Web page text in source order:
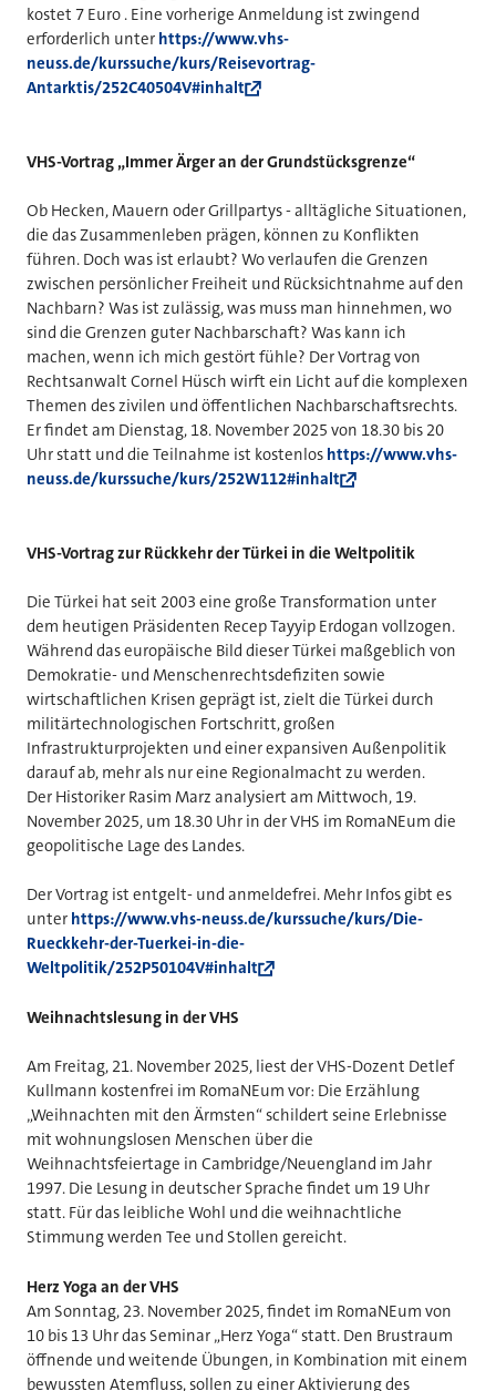
kostet 7 Euro . Eine vorherige Anmeldung ist zwingend
erforderlich unter https://www.vhs-
neuss.de/kurssuche/kurs/Reisevortrag-
Antarktis/252C40504V#inhalt
VHS-Vortrag „Immer Ärger an der Grundstücksgrenze“
Ob Hecken, Mauern oder Grillpartys - alltägliche Situationen,
die das Zusammenleben prägen, können zu Konflikten
führen. Doch was ist erlaubt? Wo verlaufen die Grenzen
zwischen persönlicher Freiheit und Rücksichtnahme auf den
Nachbarn? Was ist zulässig, was muss man hinnehmen, wo
sind die Grenzen guter Nachbarschaft? Was kann ich
machen, wenn ich mich gestört fühle? Der Vortrag von
Rechtsanwalt Cornel Hüsch wirft ein Licht auf die komplexen
Themen des zivilen und öffentlichen Nachbarschaftsrechts.
Er findet am Dienstag, 18. November 2025 von 18.30 bis 20
Uhr statt und die Teilnahme ist kostenlos https://www.vhs-
neuss.de/kurssuche/kurs/252W112#inhalt
VHS-Vortrag zur Rückkehr der Türkei in die Weltpolitik
Die Türkei hat seit 2003 eine große Transformation unter
dem heutigen Präsidenten Recep Tayyip Erdogan vollzogen.
Während das europäische Bild dieser Türkei maßgeblich von
Demokratie- und Menschenrechtsdefiziten sowie
wirtschaftlichen Krisen geprägt ist, zielt die Türkei durch
militärtechnologischen Fortschritt, großen
Infrastrukturprojekten und einer expansiven Außenpolitik
darauf ab, mehr als nur eine Regionalmacht zu werden.
Der Historiker Rasim Marz analysiert am Mittwoch, 19.
November 2025, um 18.30 Uhr in der VHS im RomaNEum die
geopolitische Lage des Landes.
Der Vortrag ist entgelt- und anmeldefrei. Mehr Infos gibt es
unter https://www.vhs-neuss.de/kurssuche/kurs/Die-
Rueckkehr-der-Tuerkei-in-die-
Weltpolitik/252P50104V#inhalt
Weihnachtslesung in der VHS
Am Freitag, 21. November 2025, liest der VHS-Dozent Detlef
Kullmann kostenfrei im RomaNEum vor: Die Erzählung
„Weihnachten mit den Ärmsten“ schildert seine Erlebnisse
mit wohnungslosen Menschen über die
Weihnachtsfeiertage in Cambridge/Neuengland im Jahr
1997. Die Lesung in deutscher Sprache findet um 19 Uhr
statt. Für das leibliche Wohl und die weihnachtliche
Stimmung werden Tee und Stollen gereicht.
Herz Yoga an der VHS
Am Sonntag, 23. November 2025, findet im RomaNEum von
10 bis 13 Uhr das Seminar „Herz Yoga“ statt. Den Brustraum
öffnende und weitende Übungen, in Kombination mit einem
bewussten Atemfluss, sollen zu einer Aktivierung des